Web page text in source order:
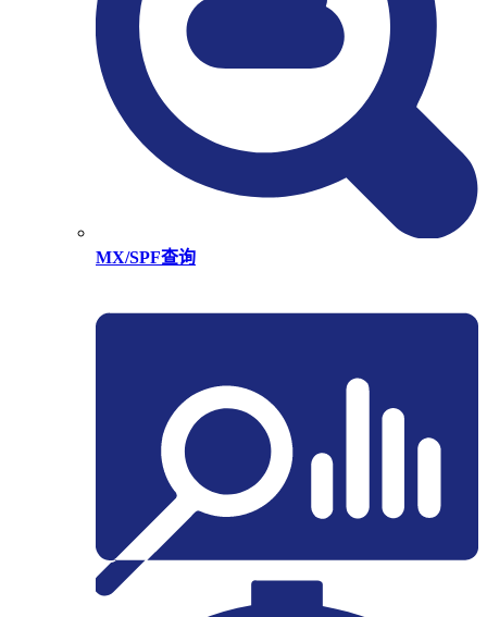
MX/SPF查询